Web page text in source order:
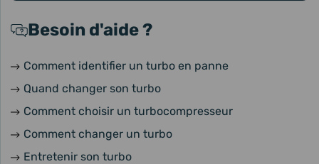
Besoin d'aide ?
Comment identifier un turbo en panne
Quand changer son turbo
Comment choisir un turbocompresseur
Comment changer un turbo
Entretenir son turbo